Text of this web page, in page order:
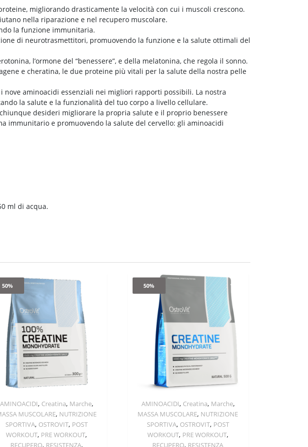
migliorando drasticamente la velocità con cui i muscoli crescono.
nella riparazione e nel recupero muscolare.
la funzione immunitaria.
di neurotrasmettitori, promuovendo la funzione e la salute ottimali del
l’ormone del “benessere”, e della melatonina, che regola il sonno.
e cheratina, le due proteine ​​più vitali per la salute della nostra pelle
aminoacidi essenziali nei migliori rapporti possibili. La nostra
la salute e la funzionalità del tuo corpo a livello cellulare.
desideri migliorare la propria salute e il proprio benessere
immunitario e promuovendo la salute del cervello: gli aminoacidi
ml di acqua.
50%
Quick View
AMINOACIDI, Creatina, Marche,
MUSCOLARE, NUTRIZIONE
SPORTIVA, OSTROVIT, POST
WORKOUT, PRE WORKOUT,
RECUPERO, RESISTENZA,
50%
Quick View
AMINOACIDI, Creatina, Marche,
MASSA MUSCOLARE, NUTRIZIONE
SPORTIVA, OSTROVIT, POST
WORKOUT, PRE WORKOUT,
RECUPERO, RESISTENZA